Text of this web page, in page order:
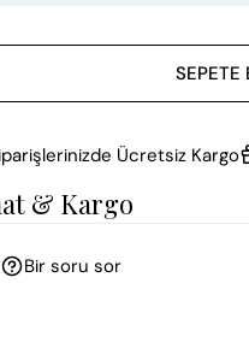
SEPETE
Ücretsiz Kargo
& Kargo
Bir soru sor